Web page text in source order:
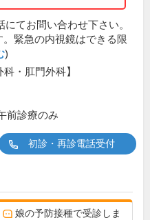
てお問い合わせ下さい。
緊急の内視鏡はできる限
)
・肛門外科】
前診療のみ
初診・再診電話受付
娘の予防接種で受診しま